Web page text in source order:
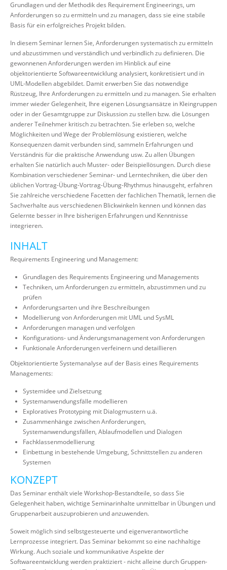
Grundlagen und der Methodik des Requirement Engineerings, um
Anforderungen so zu ermitteln und zu managen, dass sie eine stabile
Basis für ein erfolgreiches Projekt bilden.
In diesem Seminar lernen Sie, Anforderungen systematisch zu ermitteln
und abzustimmen und verständlich und verbindlich zu definieren. Die
gewonnenen Anforderungen werden im Hinblick auf eine
objektorientierte Softwareentwicklung analysiert, konkretisiert und in
UML-Modellen abgebildet. Damit erwerben Sie das notwendige
Rüstzeug, Ihre Anforderungen zu ermitteln und zu managen. Sie erhalten
immer wieder Gelegenheit, Ihre eigenen Lösungsansätze in Kleingruppen
oder in der Gesamtgruppe zur Diskussion zu stellen bzw. die Lösungen
anderer Teilnehmer kritisch zu betrachten. Sie erleben so, welche
Möglichkeiten und Wege der Problemlösung existieren, welche
Konsequenzen damit verbunden sind, sammeln Erfahrungen und
Verständnis für die praktische Anwendung usw. Zu allen Übungen
erhalten Sie natürlich auch Muster- oder Beispiellösungen. Durch diese
Kombination verschiedener Seminar- und Lerntechniken, die über den
üblichen Vortrag-Übung-Vortrag-Übung-Rhythmus hinausgeht, erfahren
Sie zahlreiche verschiedene Facetten der fachlichen Thematik, lernen die
Sachverhalte aus verschiedenen Blickwinkeln kennen und können das
Gelernte besser in Ihre bisherigen Erfahrungen und Kenntnisse
integrieren.
INHALT
Requirements Engineering und Management:
Grundlagen des Requirements Engineering und Managements
Techniken, um Anforderungen zu ermitteln, abzustimmen und zu
prüfen
Anforderungsarten und ihre Beschreibungen
Modellierung von Anforderungen mit UML und SysML
Anforderungen managen und verfolgen
Konfigurations- und Änderungsmanagement von Anforderungen
Funktionale Anforderungen verfeinern und detaillieren
Objektorientierte Systemanalyse auf der Basis eines Requirements
Managements:
Systemidee und Zielsetzung
Systemanwendungsfälle modellieren
Exploratives Prototyping mit Dialogmustern u.ä.
Zusammenhänge zwischen Anforderungen,
Systemanwendungsfällen, Ablaufmodellen und Dialogen
Fachklassenmodellierung
Einbettung in bestehende Umgebung, Schnittstellen zu anderen
Systemen
KONZEPT
Das Seminar enthält viele Workshop-Bestandteile, so dass Sie
Gelegenheit haben, wichtige Seminarinhalte unmittelbar in Übungen und
Gruppenarbeit auszuprobieren und anzuwenden.
Soweit möglich sind selbstgesteuerte und eigenverantwortliche
Lernprozesse integriert. Das Seminar bekommt so eine nachhaltige
Wirkung. Auch soziale und kommunikative Aspekte der
Softwareentwicklung werden praktiziert - nicht alleine durch Gruppen-